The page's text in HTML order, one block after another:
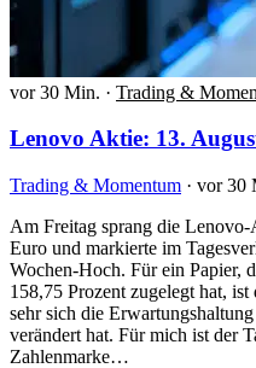
vor 30 Min. · Trading &
Lenovo Aktie: 13.
Trading & Momentum · vor 30
Am Freitag sprang die
Euro und markierte im
Wochen-Hoch. Für ein Papier,
158,75 Prozent zugelegt hat,
sehr sich die
verändert hat. Für mich ist der
Zahlenmarke…